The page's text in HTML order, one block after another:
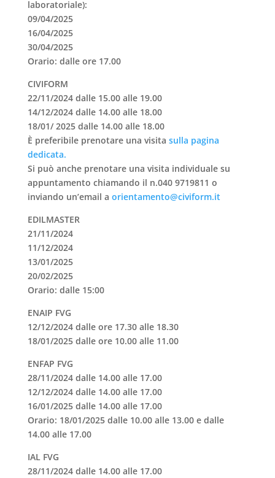
laboratoriale):
09/04/2025
16/04/2025
30/04/2025
Orario: dalle ore 17.00
CIVIFORM
22/11/2024 dalle 15.00 alle 19.00
14/12/2024 dalle 14.00 alle 18.00
18/01/ 2025 dalle 14.00 alle 18.00
È preferibile prenotare una visita sulla pagina
dedicata.
Si può anche prenotare una visita individuale su
appuntamento chiamando il n.040 9719811 o
inviando un’email a orientamento@civiform.it
EDILMASTER
21/11/2024
11/12/2024
13/01/2025
20/02/2025
Orario: dalle 15:00
ENAIP FVG
12/12/2024 dalle ore 17.30 alle 18.30
18/01/2025 dalle ore 10.00 alle 11.00
ENFAP FVG
28/11/2024 dalle 14.00 alle 17.00
12/12/2024 dalle 14.00 alle 17.00
16/01/2025 dalle 14.00 alle 17.00
Orario: 18/01/2025 dalle 10.00 alle 13.00 e dalle
14.00 alle 17.00
IAL FVG
28/11/2024 dalle 14.00 alle 17.00